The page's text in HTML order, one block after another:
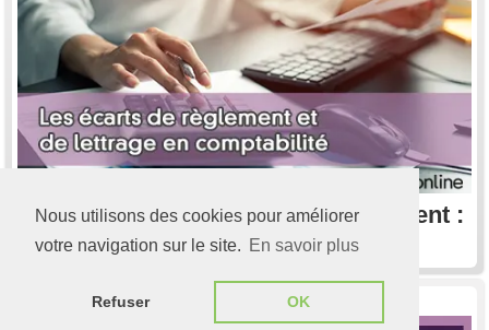
Nous utilisons des cookies pour améliorer
votre navigation sur le site. En savoir plus
Refuser OK
Comptabiliser les écarts de règlement :
les comptes 658 et 758
[Article] 28 octobre 2022